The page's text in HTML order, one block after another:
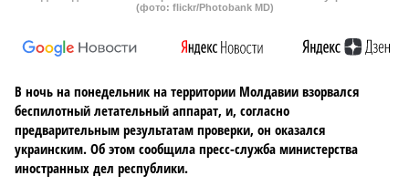
(фото: flickr/Photobank MD)
В ночь на понедельник на территории Молдавии взорвался
беспилотный летательный аппарат, и, согласно
предварительным результатам проверки, он оказался
украинским. Об этом сообщила пресс-служба министерства
иностранных дел республики.